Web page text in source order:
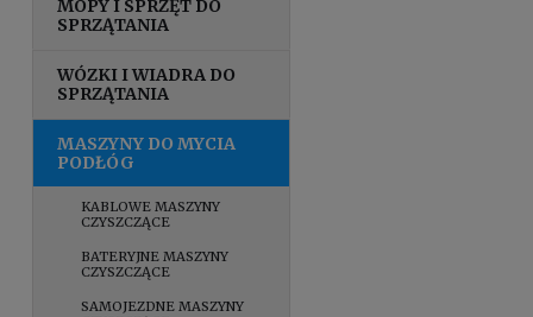
MOPY I SPRZĘT DO
SPRZĄTANIA
WÓZKI I WIADRA DO
SPRZĄTANIA
MASZYNY DO MYCIA
PODŁÓG
KABLOWE MASZYNY
CZYSZCZĄCE
BATERYJNE MASZYNY
CZYSZCZĄCE
SAMOJEZDNE MASZYNY